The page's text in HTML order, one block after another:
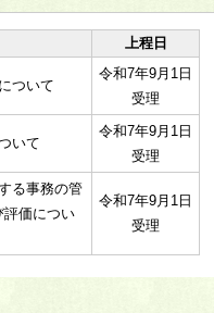
上程日
ついて
令和7年9月1日
受理
いて
令和7年9月1日
受理
る事務の管
評価につい
令和7年9月1日
受理